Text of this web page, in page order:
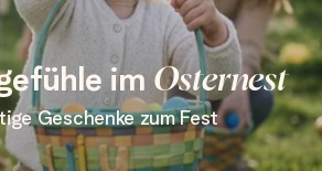
imOsternest
Geschenke zum Fest